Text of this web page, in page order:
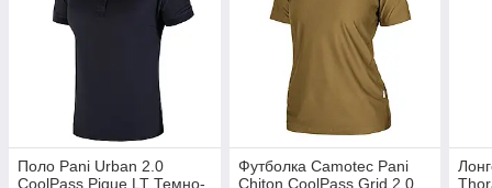
Поло Pani Urban 2.0
CoolPass Pique LT Темно-
Футболка Camotec Pani
Chiton CoolPass Grid 2.0